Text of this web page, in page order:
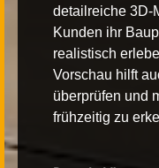
detailreiche 3D-
Kunden ihr
realistisch
Vorschau hilft
überprüfen und
frühzeitig zu